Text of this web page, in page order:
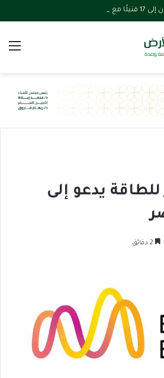
والحرارة
يدعو إلى